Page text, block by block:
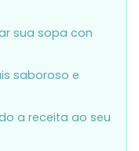
sua sopa con
saboroso e
a receita ao seu